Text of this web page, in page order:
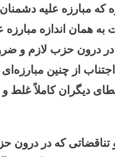
که مبارزه علیه
همان اندازه مبارزه
در درون حزب لازم و
از چنین مبارزه‌ای
دیگران کاملاً غلط و
تناقضاتی که در درون